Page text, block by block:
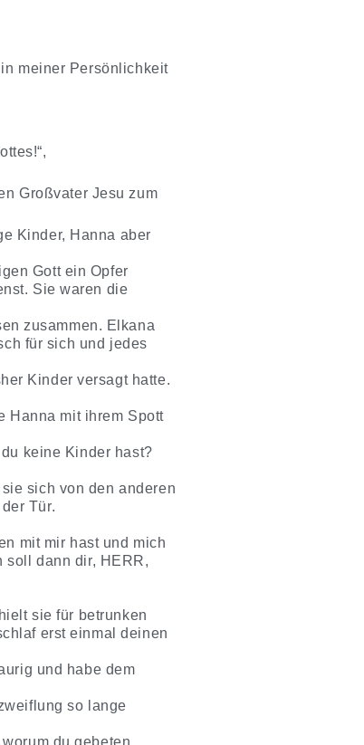
meiner Persönlichkeit
Großvater Jesu zum
Kinder, Hanna aber
Gott ein Opfer
Sie waren die
zusammen. Elkana
für sich und jedes
Kinder versagt hatte.
Hanna mit ihrem Spott
keine Kinder hast?
sich von den anderen
Tür.
mit mir hast und mich
soll dann dir, HERR,
sie für betrunken
erst einmal deinen
und habe dem
so lange
du gebeten